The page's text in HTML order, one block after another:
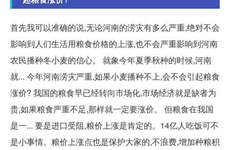
首先我可以准确的说,无论河南的涝灾有多么严重,绝对不会
影响到人们生活用粮食价格的上涨,也不会严重影响到河南
农民播种冬小麦的信心。 就象今年夏季秋种的时候,河南
就... 今年河南涝灾严重,如果小麦播种不上,会不会引起粮食
涨价? 我国的粮食早已经转向市场化,市场经济就是缺者为
贵,如果粮食严重不足,那样就一定要涨价。 但粮食在我国
是一... 要是进口受阻,粮价上涨是肯定的。14亿人吃饭可不
是小事情。粮价上涨点也是保护大家的,不浪费,增加种粮积